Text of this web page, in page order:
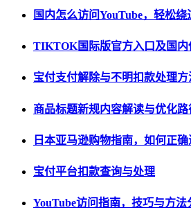
国内怎么访问YouTube，轻松
TIKTOK国际版官方入口及国内
宝付支付解除与不明扣款处理方
商品标题新规内容解读与优化路
日本亚马逊购物指南，如何正确
宝付平台扣款查询与处理
YouTube访问指南，技巧与方法